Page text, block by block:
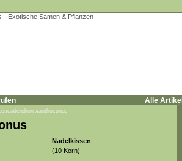
Alle Artikel
xanthoconus
Nadelkissen
(10 Korn)